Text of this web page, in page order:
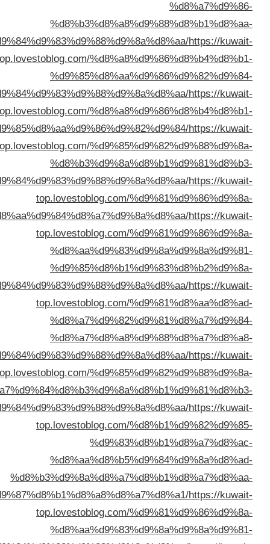
top.lovestoblog.com/
top.lovestoblog.com/
top.lovestoblog.com/
top.lovestoblog.com/
top.lovestoblog.com/
top.lovestoblog.com/
top.lovestoblog.com/
top.lovestoblog.com/
top.lovestoblog.com/